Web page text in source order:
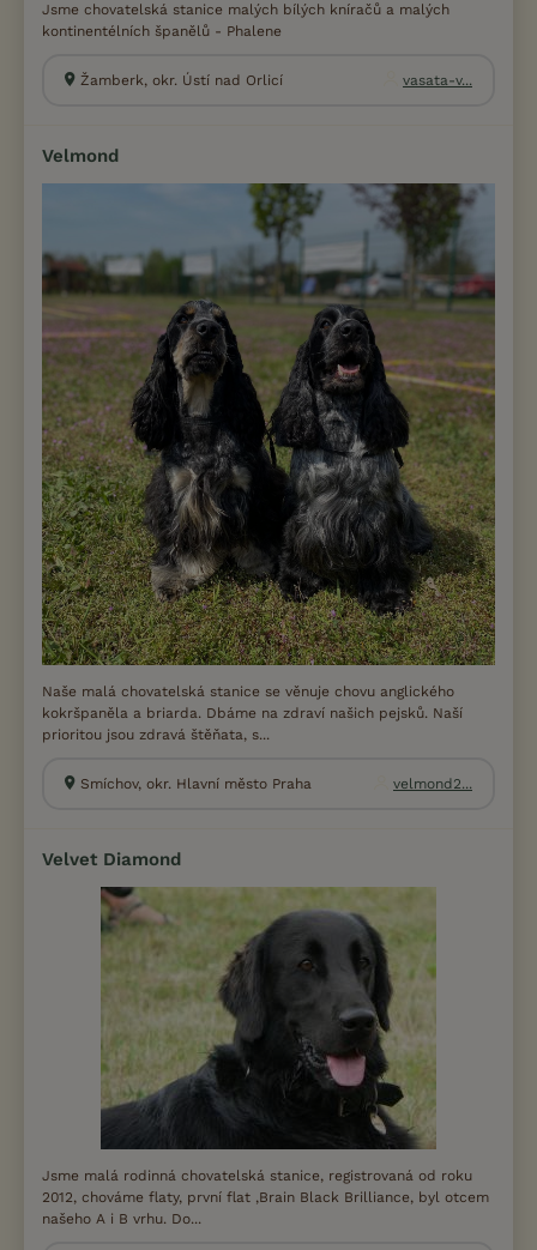
Jsme chovatelská stanice malých bílých kníračů a malých
kontinentélních španělů - Phalene
Žamberk, okr. Ústí nad Orlicí vasata-v...
Velmond
Naše malá chovatelská stanice se věnuje chovu anglického
kokršpaněla a briarda. Dbáme na zdraví našich pejsků. Naší
prioritou jsou zdravá štěňata, s...
Smíchov, okr. Hlavní město Praha velmond2...
Velvet Diamond
Jsme malá rodinná chovatelská stanice, registrovaná od roku
2012, chováme flaty, první flat ,Brain Black Brilliance, byl otcem
našeho A i B vrhu. Do...